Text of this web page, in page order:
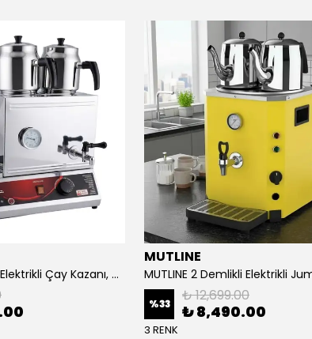
Mutline 2 Demlikli Elektrikli Çay Kazanı, Çay Ocağı 25 LT
MUTLINE
%33 ₺ 12,699.00
₺ 8,490.00
3 RENK